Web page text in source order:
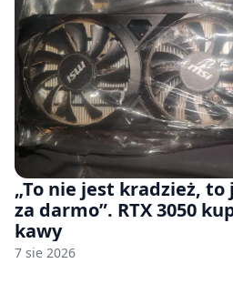
„To nie jest kradzież,
za darmo”. RTX 3050
kawy
7 sie 2026